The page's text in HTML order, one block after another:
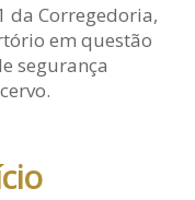
da Corregedoria,
em questão
segurança